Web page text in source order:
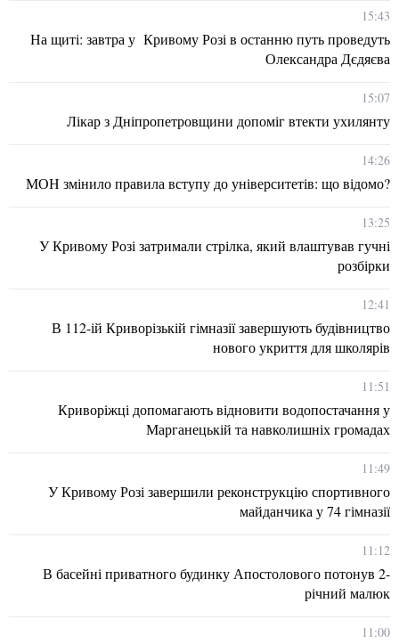
15:43
На щиті: завтра у Кривому Розі в останню путь проведуть
Олександра Дєдяєва
15:07
Лікар з Дніпропетровщини допоміг втекти ухилянту
14:26
МОН змінило правила вступу до університетів: що відомо?
13:25
У Кривому Розі затримали стрілка, який влаштував гучні
розбірки
12:41
В 112-ій Криворізькій гімназії завершують будівництво
нового укриття для школярів
11:51
Криворіжці допомагають відновити водопостачання у
Марганецькій та навколишніх громадах
11:49
У Кривому Розі завершили реконструкцію спортивного
майданчика у 74 гімназії
11:12
В басейні приватного будинку Апостолового потонув 2-
річний малюк
11:00